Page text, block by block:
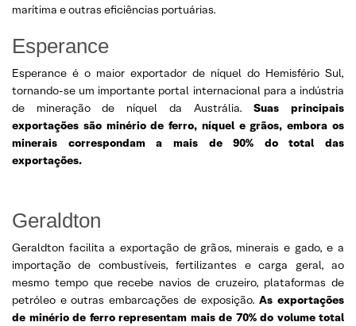
marítima e outras eficiências portuárias.
Esperance
Esperance é o maior exportador de níquel do Hemisfério Sul,
tornando-se um importante portal internacional para a indústria
de mineração de níquel da Austrália.Suas principais
exportações são minério de ferro, níquel e grãos, embora os
minerais correspondam a mais de 90% do total das
exportações.
Geraldton
Geraldton facilita a exportação de grãos, minerais e gado, e a
importação de combustíveis, fertilizantes e carga geral, ao
mesmo tempo que recebe navios de cruzeiro, plataformas de
petróleo e outras embarcações de exposição.As exportações
de minério de ferro representam mais de 70% do volume total